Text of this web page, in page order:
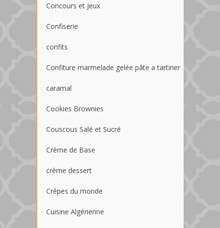
Concours et Jeux
Confiserie
confits
Confiture marmelade gelée pâte a tartiner
caramal
Cookies Brownies
Couscous Salé et Sucré
Crème de Base
crème dessert
Crêpes du monde
Cuisine Algérienne